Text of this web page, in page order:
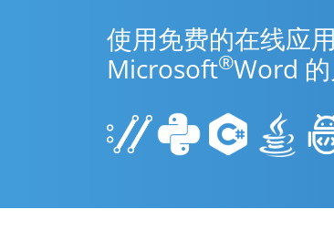
使用免费的在线应
Microsoft®Word 的